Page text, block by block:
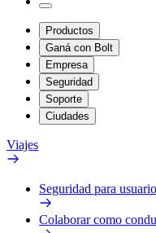
Productos
Ganá con Bolt
Empresa
Seguridad
Soporte
Ciudades
Viajes
Seguridad para
Colaborar como